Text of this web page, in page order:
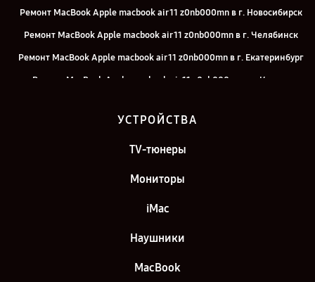
Ремонт MacBook Apple macbook air 11 z0nb000mn в г. Новосибирск
Ремонт MacBook Apple macbook air 11 z0nb000mn в г. Челябинск
Ремонт MacBook Apple macbook air 11 z0nb000mn в г. Екатеринбург
Ремонт MacBook Apple macbook air 11 z0nb000mn в г. Казань
Петербург
УСТРОЙСТВА
TV-тюнеры
Мониторы
iMac
Наушники
MacBook